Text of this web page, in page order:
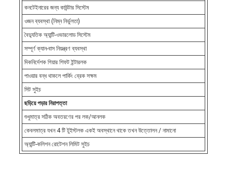
কনটেইনারের জন্য কাউন্টার সিস্টেম
ওজন ব্যবস্থা (নিম্ন নির্ভুলতা)
বৈদ্যুতিক অ্যান্টি-ওভারলোড সিস্টেম
সম্পূর্ণ ক্যান-বাস নিয়ন্ত্রণ ব্যবস্থা
দিকনির্দেশক গিয়ার শিফট ইন্টারলক
পাওয়ার বন্ধ থাকলে পার্কিং ব্রেক সক্ষম
সিট সুইচ
ছড়িয়ে পড়ার নিরাপত্তা
শুধুমাত্র সঠিক অবতরণের পর লক/আনলক
কেবলমাত্র যখন 4 টি টুইস্টলক একই অবস্থানে থাকে তখন উত্তোলন / নামানো
অ্যান্টি-কলিশন রোটেশন লিমিট সুইচ